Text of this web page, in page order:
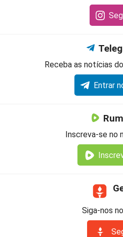
Receba as notícias
Entrar
Inscreva-se no
Siga-nos